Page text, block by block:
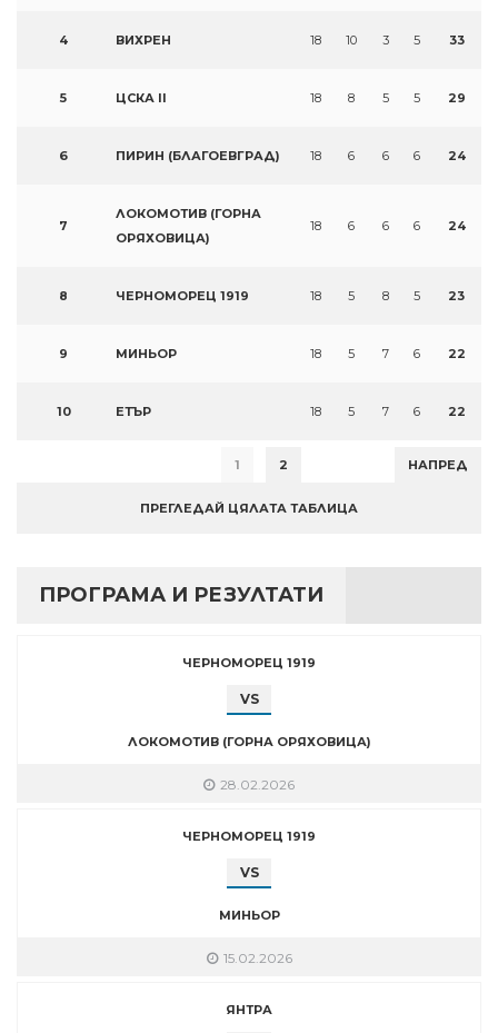
4 ВИХРЕН 18 10 3 5 33
5 ЦСКА II 18 8 5 5 29
6 ПИРИН (БЛАГОЕВГРАД) 18 6 6 6 24
7
ЛОКОМОТИВ (ГОРНА
ОРЯХОВИЦА)
18 6 6 6 24
8 ЧЕРНОМОРЕЦ 1919 18 5 8 5 23
9 МИНЬОР 18 5 7 6 22
10 ЕТЪР 18 5 7 6 22
1 2 НАПРЕД
ПРЕГЛЕДАЙ ЦЯЛАТА ТАБЛИЦА
ПРОГРАМА И РЕЗУЛТАТИ
ЧЕРНОМОРЕЦ 1919
VS
ЛОКОМОТИВ (ГОРНА ОРЯХОВИЦА)
28.02.2026
ЧЕРНОМОРЕЦ 1919
VS
МИНЬОР
15.02.2026
ЯНТРА